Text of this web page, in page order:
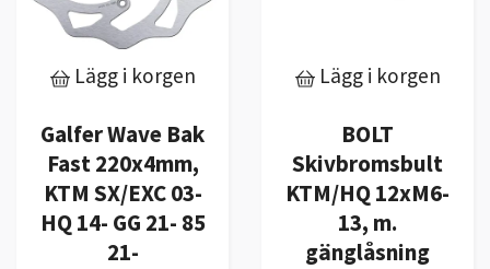
Lägg i korgen
Galfer Wave Bak
Fast 220x4mm,
KTM SX/EXC 03-
HQ 14- GG 21- 85
21-
Lägg i korgen
BOLT
Skivbromsbult
KTM/HQ 12xM6-
13, m.
gänglåsning